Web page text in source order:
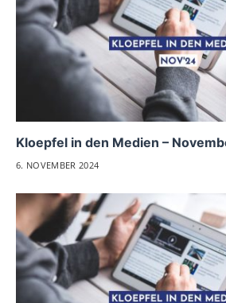
Kloepfel in den Medien –
6. NOVEMBER 2024